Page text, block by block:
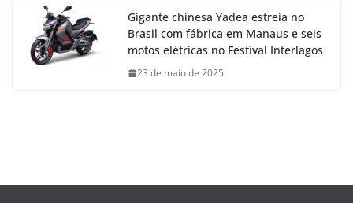
Gigante chinesa Yadea estreia no
Brasil com fábrica em Manaus e seis
motos elétricas no Festival Interlagos
23 de maio de 2025